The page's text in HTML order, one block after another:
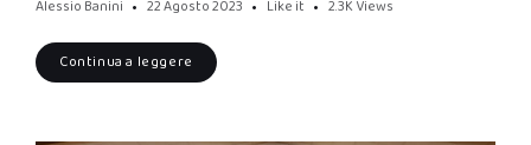
Alessio Banini 22 Agosto 2023 Like it 2.3K Views
Continua a leggere